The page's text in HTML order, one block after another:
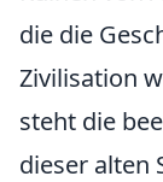
die die
Zivilisation
steht die
dieser alten